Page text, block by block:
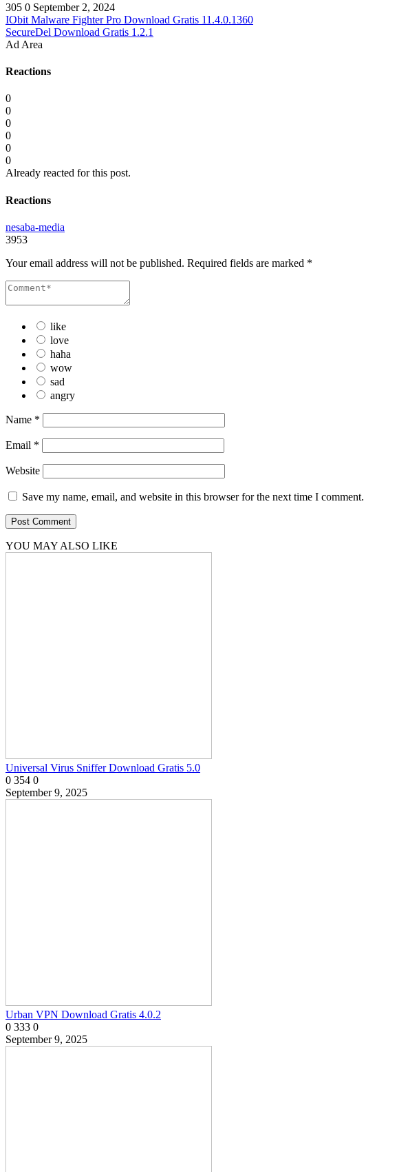
305 0 September 2, 2024
IObit Malware Fighter Pro Download Gratis 11.4.0.1360
SecureDel Download Gratis 1.2.1
Ad Area
Reactions
0
0
0
0
0
0
Already reacted for this post.
Reactions
nesaba-media
3953
Your email address will not be published. Required fields are marked *
like
love
haha
wow
sad
angry
Name *
Email *
Website
Save my name, email, and website in this browser for the next time I comment.
YOU MAY ALSO LIKE
Universal Virus Sniffer Download Gratis 5.0
0 354 0
September 9, 2025
Urban VPN Download Gratis 4.0.2
0 333 0
September 9, 2025